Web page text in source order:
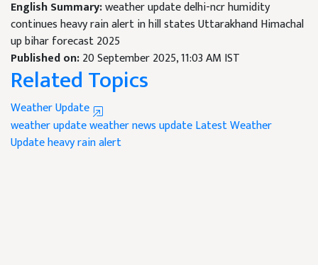
English Summary:weather update delhi-ncr humidity
continues heavy rain alert in hill states Uttarakhand Himachal
up bihar forecast 2025
Published on:20 September 2025, 11:03 AM IST
Related Topics
Weather Update
weather updateweather news updateLatest Weather
Updateheavy rain alert